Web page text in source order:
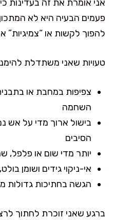
אני אומרת את זה בעדינות
פעמים הבעיה היא לא
להפוך לקשות או “צמיגיות”
טעויות שאני משתדלת
צפיפות במחבת או
השחמה
בישול ארוך מדי על אש
הסיבים
יותר מדי שום או פלפל,
אי-ניקוי גידים ושומן
הגשה בחתיכות גדולות
ברגע שאני זוכרת לחתוך